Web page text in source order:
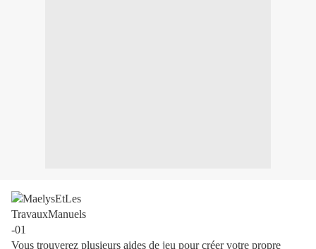
Vous trouverez plusieurs aides de jeu pour créer votre propre